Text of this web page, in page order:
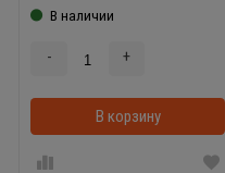
В наличии
- +
В корзину